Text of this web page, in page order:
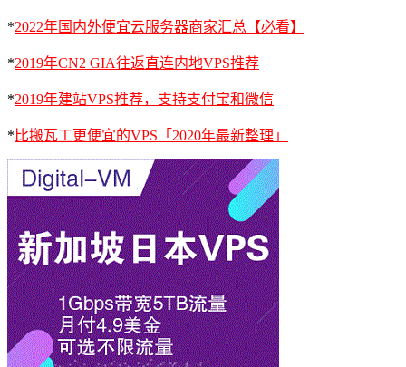
*2022年国内外便宜云服务器商家汇总【必看】
*2019年CN2 GIA往返直连内地VPS推荐
*2019年建站VPS推荐，支持支付宝和微信
* 比搬瓦工更便宜的VPS「2020年最新整理」